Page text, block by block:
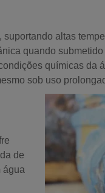
, suportando altas
quando
químicas da
sob uso
de
água